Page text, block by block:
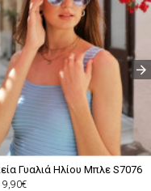
Γυαλιά Ηλίου Μπλε S7076
9,90€